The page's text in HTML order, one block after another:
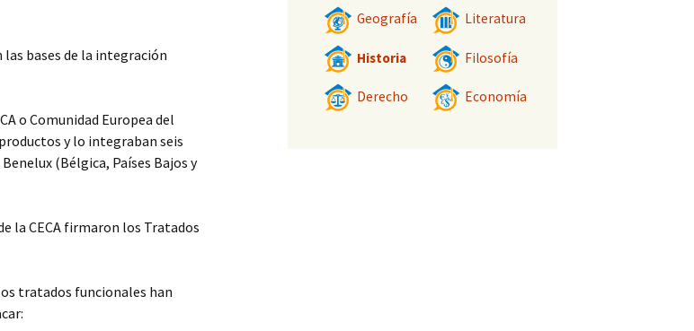
bases de la integración
o Comunidad Europea del
y lo integraban seis
(Bélgica, Países Bajos y
la CECA firmaron los Tratados
tratados funcionales han
Geografía Literatura
Historia Filosofía
Derecho Economía